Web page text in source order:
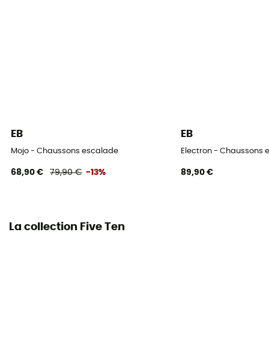
EB
Mojo - Chaussons escalade
68,90 € 79,90 € -13%
EB
Electron - Chaussons
89,90 €
La collection Five Ten